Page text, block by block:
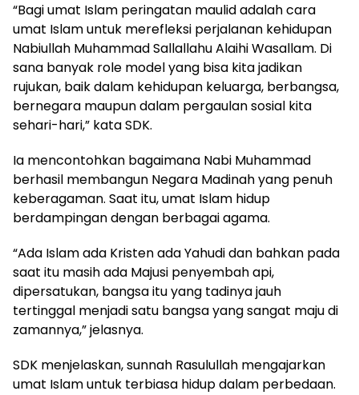
“Bagi umat Islam peringatan maulid adalah cara
umat Islam untuk merefleksi perjalanan kehidupan
Nabiullah Muhammad Sallallahu Alaihi Wasallam. Di
sana banyak role model yang bisa kita jadikan
rujukan, baik dalam kehidupan keluarga, berbangsa,
bernegara maupun dalam pergaulan sosial kita
sehari-hari,” kata SDK.
Ia mencontohkan bagaimana Nabi Muhammad
berhasil membangun Negara Madinah yang penuh
keberagaman. Saat itu, umat Islam hidup
berdampingan dengan berbagai agama.
“Ada Islam ada Kristen ada Yahudi dan bahkan pada
saat itu masih ada Majusi penyembah api,
dipersatukan, bangsa itu yang tadinya jauh
tertinggal menjadi satu bangsa yang sangat maju di
zamannya,” jelasnya.
SDK menjelaskan, sunnah Rasulullah mengajarkan
umat Islam untuk terbiasa hidup dalam perbedaan.